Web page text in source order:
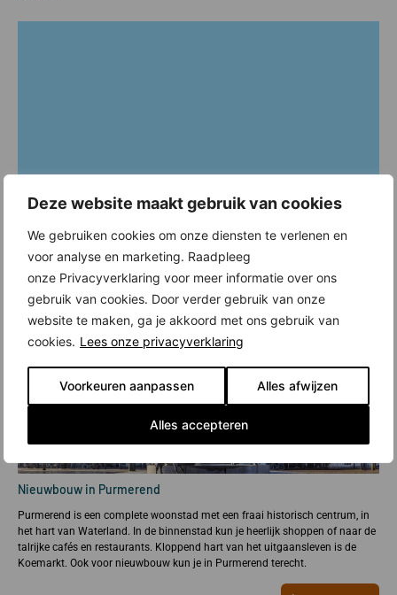
Deze website maakt gebruik van cookies
We gebruiken cookies om onze diensten te verlenen en
voor analyse en marketing. Raadpleeg
onze Privacyverklaring voor meer informatie over ons
gebruik van cookies. Door verder gebruik van onze
website te maken, ga je akkoord met ons gebruik van
cookies. Lees onze privacyverklaring
Voorkeuren aanpassen Alles afwijzen
Alles accepteren
Nieuwbouw in Purmerend
Purmerend is een complete woonstad met een fraai historisch centrum, in
het hart van Waterland. In de binnenstad kun je heerlijk shoppen of naar de
talrijke cafés en restaurants. Kloppend hart van het uitgaansleven is de
Koemarkt. Ook voor nieuwbouw kun je in Purmerend terecht.